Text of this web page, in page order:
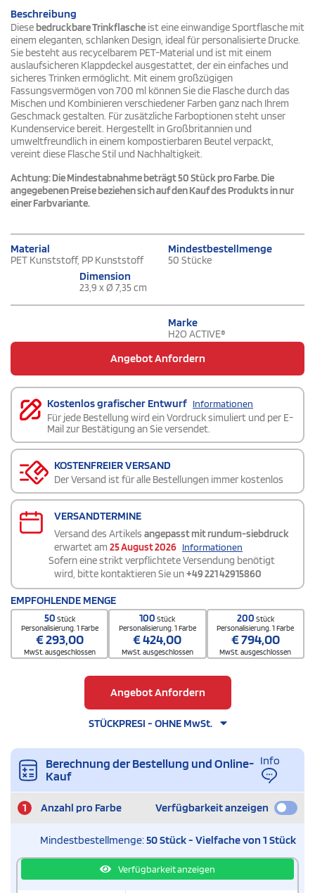
Beschreibung
Diesebedruckbare Trinkflasche ist eine einwandige Sportflasche mit
einem eleganten, schlanken Design, ideal für personalisierte Drucke.
Sie besteht aus recycelbarem PET-Material und ist mit einem
auslaufsicheren Klappdeckel ausgestattet, der ein einfaches und
sicheres Trinken ermöglicht. Mit einem großzügigen
Fassungsvermögen von 700 ml können Sie die Flasche durch das
Mischen und Kombinieren verschiedener Farben ganz nach Ihrem
Geschmack gestalten. Für zusätzliche Farboptionen steht unser
Kundenservice bereit. Hergestellt in Großbritannien und
umweltfreundlich in einem kompostierbaren Beutel verpackt,
vereint diese Flasche Stil und Nachhaltigkeit.
Achtung: Die Mindestabnahme beträgt 50 Stück pro Farbe. Die
angegebenen Preise beziehen sich auf den Kauf des Produkts in nur
einer Farbvariante.
Material
PET Kunststoff, PP Kunststoff
Mindestbestellmenge
50 Stücke
Dimension
23,9 x Ø 7,35 cm
Marke
H2O ACTIVE®
Angebot Anfordern
Kostenlos grafischer Entwurf Informationen
Für jede Bestellung wird ein Vordruck simuliert und per E-
Mail zur Bestätigung an Sie versendet.
KOSTENFREIER VERSAND
Der Versand ist für alle Bestellungen immer kostenlos
VERSANDTERMINE
Versand des Artikels angepasst mit rundum-siebdruck
erwartet am 25 August 2026 Informationen
Sofern eine strikt verpflichtete Versendung benötigt
wird, bitte kontaktieren Sie un+49 221 42915860
EMPFOHLENDE MENGE
50 Stück
Personalisierung. 1 Farbe
€293,00
MwSt. ausgeschlossen
100Stück
Personalisierung. 1 Farbe
€424,00
MwSt. ausgeschlossen
200 Stück
Personalisierung. 1 Farbe
€794,00
MwSt. ausgeschlossen
Angebot Anfordern
STÜCKPRESI - OHNE MwSt.
Berechnung der Bestellung und Online-
Kauf
Info
1 Anzahl pro Farbe Verfügbarkeit anzeigen
Mindestbestellmenge:50 Stück - Vielfache von 1 Stück
Verfügbarkeit anzeigen